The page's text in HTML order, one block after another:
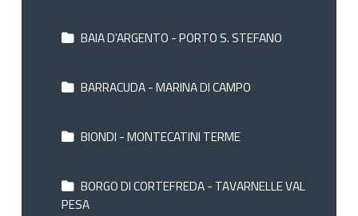
BAIA D'ARGENTO - PORTO S. STEFANO
BARRACUDA - MARINA DI CAMPO
BIONDI - MONTECATINI TERME
BORGO DI CORTEFREDA - TAVARNELLE VAL
PESA